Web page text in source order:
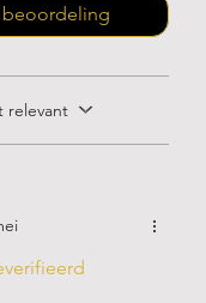
relevant
uit 5 sterren.